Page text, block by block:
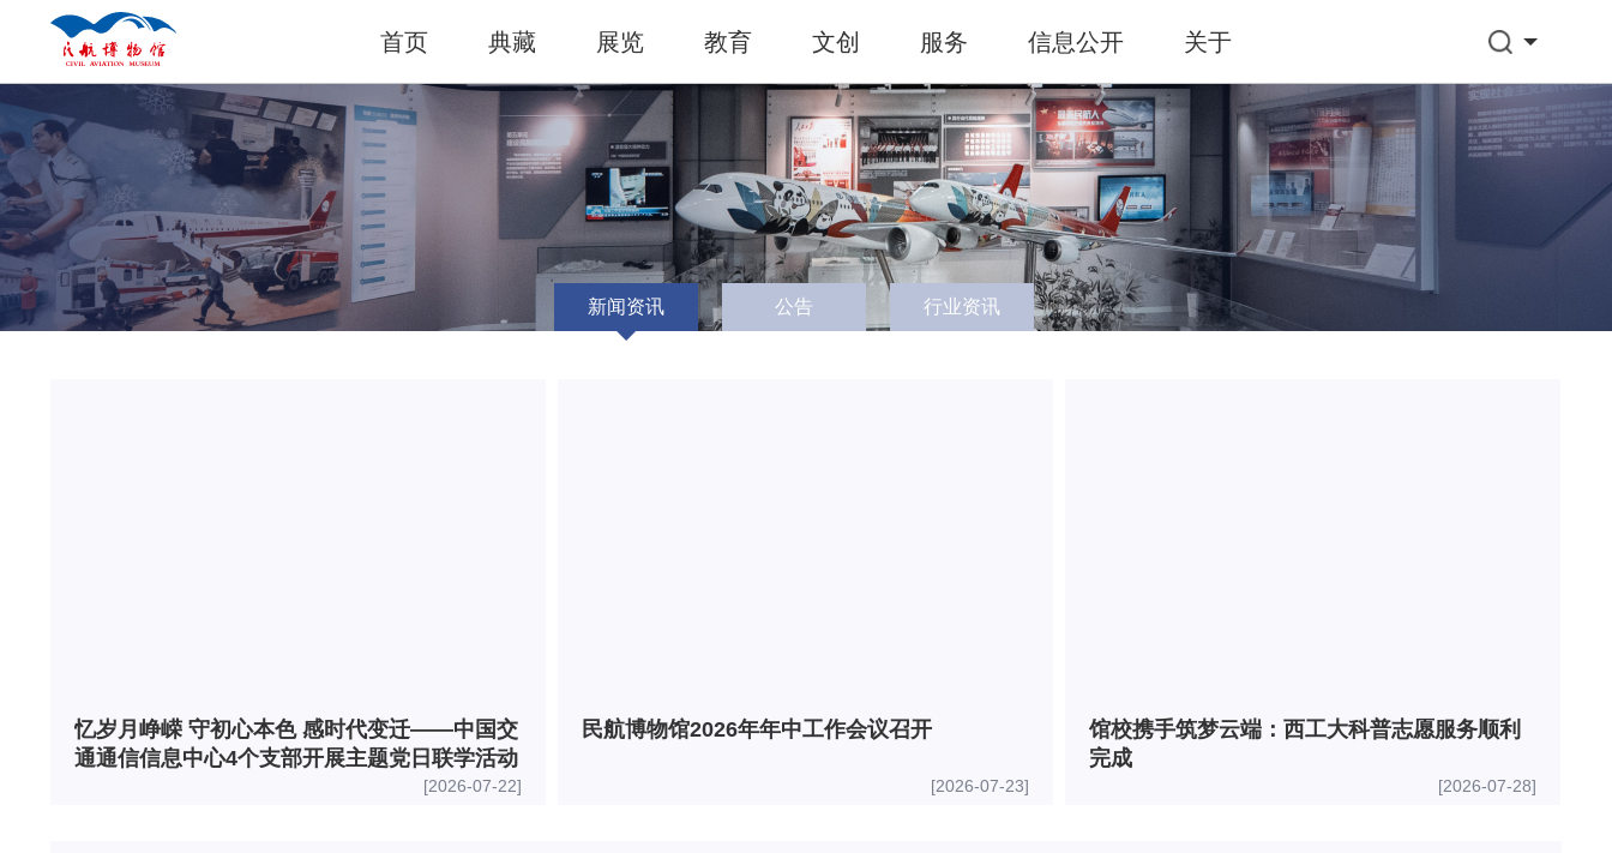
首页 典藏 展览 教育 文创 服务 信息公开 关于
新闻资讯 公告 行业资讯
忆岁月峥嵘 守初心本色 感时代变迁——中国交
通通信信息中心4个支部开展主题党日联学活动
[2026-07-22]
民航博物馆2026年年中工作会议召开
[2026-07-23]
馆校携手筑梦云端：西工大科普志愿服务顺利
完成
[2026-07-28]